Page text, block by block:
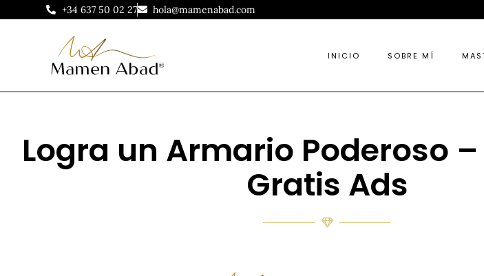
+34 637 50 02 27 hola@mamenabad.com
INICIO SOBRE MÍ
Logra un Armario Poderoso
Gratis Ads